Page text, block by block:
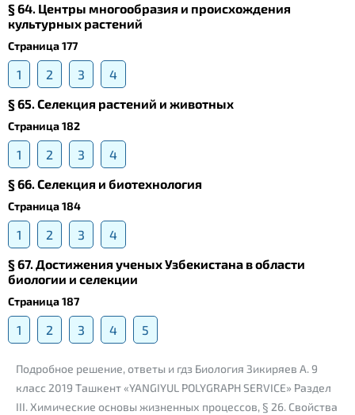
§ 64. Центры многообразия и происхождения
культурных растений
Страница 177
1 2 3
4
§ 65. Селекция растений и животных
Страница 182
1 2 3
4
§ 66. Селекция и биотехнология
Страница 184
1 2 3
4
§ 67. Достижения ученых Узбекистана в области
биологии и селекции
Страница 187
1 2 3 4 5
Подробное решение, ответы и гдз Биология Зикиряев А. 9
класс 2019 Ташкент «YANGIYUL POLYGRAPH SERVICE» Раздел
III. Химические основы жизненных процессов, § 26. Свойства